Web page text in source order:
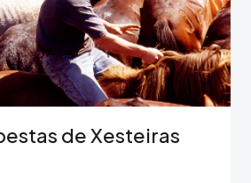
de Xesteiras